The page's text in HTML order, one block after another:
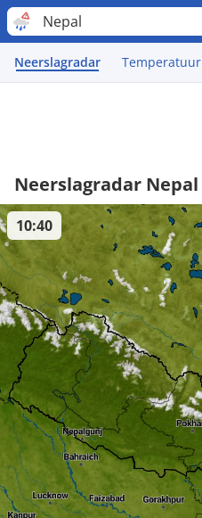
Nepal
Neerslagradar Temperatuur
Neerslagradar Nepal
10:40